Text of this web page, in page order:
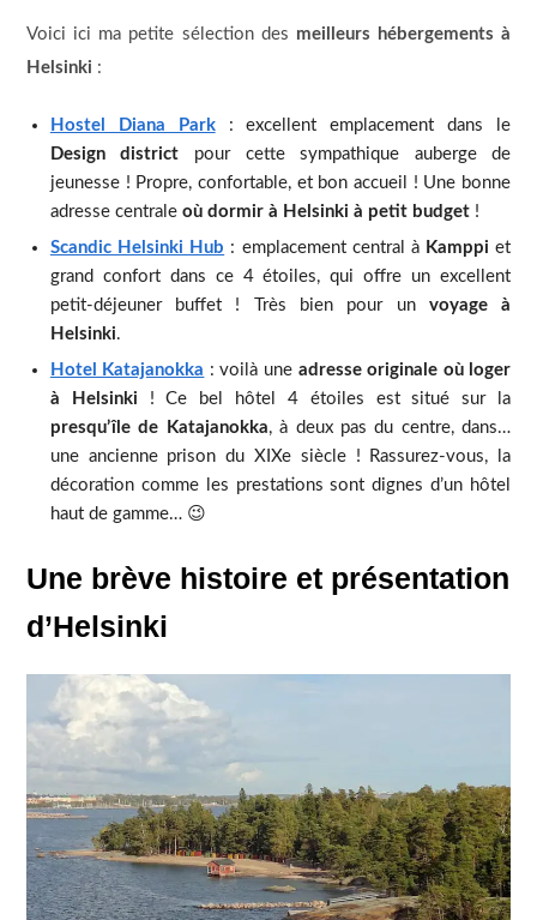
Voici ici ma petite sélection des meilleurs hébergements à
Helsinki :
Hostel Diana Park: excellent emplacement dans le
Design district pour cette sympathique auberge de
jeunesse ! Propre, confortable, et bon accueil ! Une bonne
adresse centrale où dormir à Helsinki à petit budget!
Scandic Helsinki Hub : emplacement central à Kamppi et
grand confort dans ce 4 étoiles, qui offre un excellent
petit-déjeuner buffet ! Très bien pour un voyage à
Helsinki.
Hotel Katajanokka : voilà une adresse originale où loger
à Helsinki ! Ce bel hôtel 4 étoiles est situé sur la
presqu’île de Katajanokka, à deux pas du centre, dans…
une ancienne prison du XIXe siècle ! Rassurez-vous, la
décoration comme les prestations sont dignes d’un hôtel
haut de gamme… 😉
Une brève histoire et présentation
d’Helsinki